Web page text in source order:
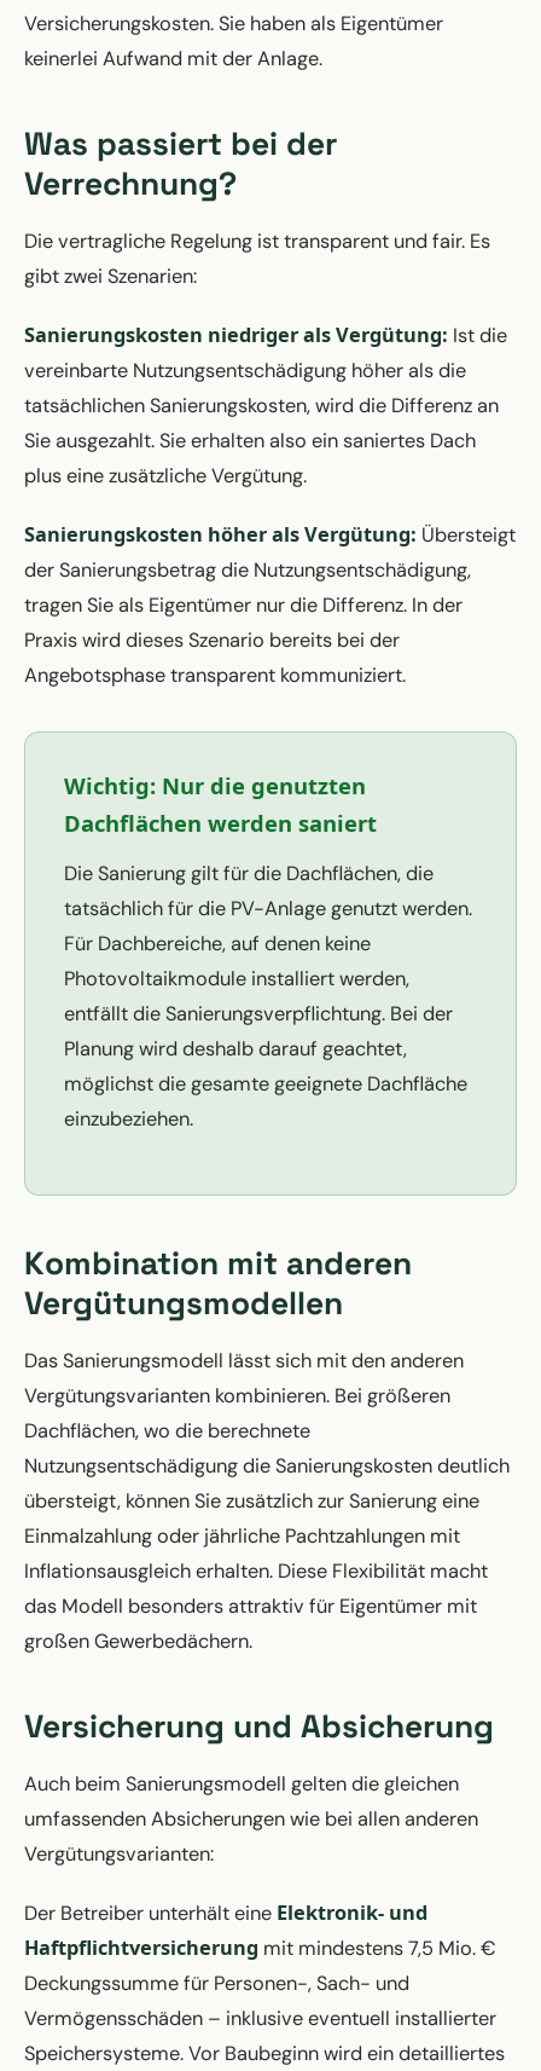
Versicherungskosten. Sie haben als Eigentümer
keinerlei Aufwand mit der Anlage.
Was passiert bei der
Verrechnung?
Die vertragliche Regelung ist transparent und fair. Es
gibt zwei Szenarien:
Sanierungskosten niedriger als Vergütung: Ist die
vereinbarte Nutzungsentschädigung höher als die
tatsächlichen Sanierungskosten, wird die Differenz an
Sie ausgezahlt. Sie erhalten also ein saniertes Dach
plus eine zusätzliche Vergütung.
Sanierungskosten höher als Vergütung: Übersteigt
der Sanierungsbetrag die Nutzungsentschädigung,
tragen Sie als Eigentümer nur die Differenz. In der
Praxis wird dieses Szenario bereits bei der
Angebotsphase transparent kommuniziert.
Wichtig: Nur die genutzten
Dachflächen werden saniert
Die Sanierung gilt für die Dachflächen, die
tatsächlich für die PV-Anlage genutzt werden.
Für Dachbereiche, auf denen keine
Photovoltaikmodule installiert werden,
entfällt die Sanierungsverpflichtung. Bei der
Planung wird deshalb darauf geachtet,
möglichst die gesamte geeignete Dachfläche
einzubeziehen.
Kombination mit anderen
Vergütungsmodellen
Das Sanierungsmodell lässt sich mit den anderen
Vergütungsvarianten kombinieren. Bei größeren
Dachflächen, wo die berechnete
Nutzungsentschädigung die Sanierungskosten deutlich
übersteigt, können Sie zusätzlich zur Sanierung eine
Einmalzahlung oder jährliche Pachtzahlungen mit
Inflationsausgleich erhalten. Diese Flexibilität macht
das Modell besonders attraktiv für Eigentümer mit
großen Gewerbedächern.
Versicherung und Absicherung
Auch beim Sanierungsmodell gelten die gleichen
umfassenden Absicherungen wie bei allen anderen
Vergütungsvarianten:
Der Betreiber unterhält eine Elektronik- und
Haftpflichtversicherung mit mindestens 7,5 Mio. €
Deckungssumme für Personen-, Sach- und
Vermögensschäden – inklusive eventuell installierter
Speichersysteme. Vor Baubeginn wird ein detailliertes